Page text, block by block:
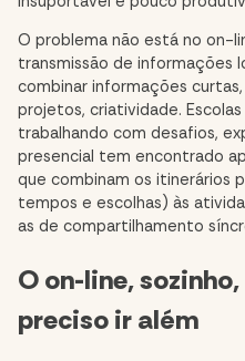
O problema não está no on-
transmissão de informações
combinar informações
projetos, criatividade.
trabalhando com desafios,
presencial tem encontrado
que combinam os itinerários
tempos e escolhas) às
as de compartilhamento
O on-line,
preciso ir além